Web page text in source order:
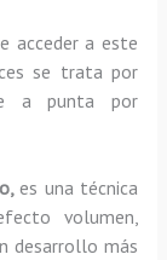
acceder a este
se trata por
a punta por
es una técnica
volumen,
desarrollo más